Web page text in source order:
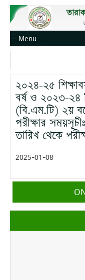
২০২৪-২৫
বর্ষ ও ২০২৩-২৪
(বি.এম.টি) ২য়
পরীক্ষার
তারিখ থেকে
2025-01-08